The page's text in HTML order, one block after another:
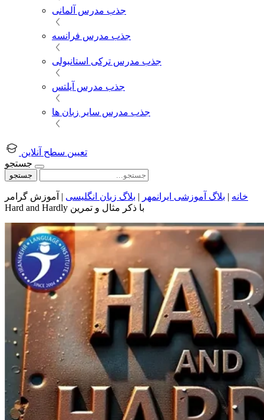
جذب مدرس آلمانی
جذب مدرس فرانسه
جذب مدرس ترکی استانبولی
جذب مدرس آیلتس
جذب مدرس سایر زبان ها
تعیین سطح آنلاین
جستجو
جستجو
خانه | بلاگ آموزشی ایرانمهر | بلاگ زبان انگلیسی | آموزش گرامر
Hard and Hardly با ذکر مثال و تمرین